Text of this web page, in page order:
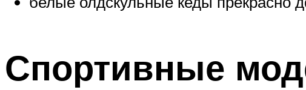
Спортивные